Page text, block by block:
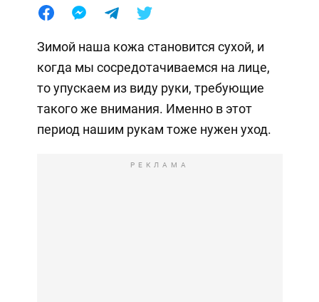
Зимой наша кожа становится сухой, и
когда мы сосредотачиваемся на лице,
то упускаем из виду руки, требующие
такого же внимания. Именно в этот
период нашим рукам тоже нужен уход.
РЕКЛАМА